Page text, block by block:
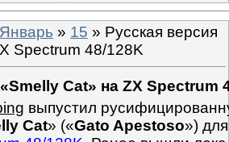
Январь » 15 » Русская версия
Spectrum 48/128K
Cat» на ZX Spectrum
выпустил
Cat» («Gato Apestoso»)